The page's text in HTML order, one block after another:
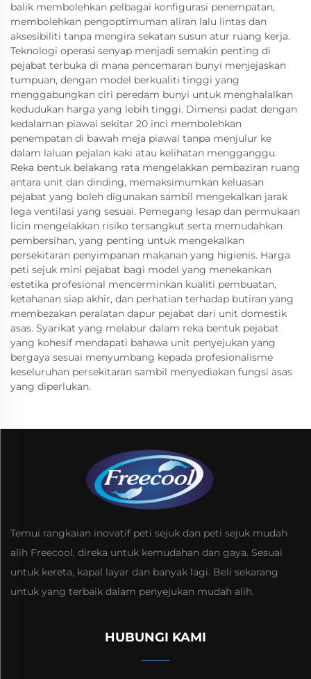
balik membolehkan pelbagai konfigurasi penempatan,
membolehkan pengoptimuman aliran lalu lintas dan
aksesibiliti tanpa mengira sekatan susun atur ruang kerja.
Teknologi operasi senyap menjadi semakin penting di
pejabat terbuka di mana pencemaran bunyi menjejaskan
tumpuan, dengan model berkualiti tinggi yang
menggabungkan ciri peredam bunyi untuk menghalalkan
kedudukan harga yang lebih tinggi. Dimensi padat dengan
kedalaman piawai sekitar 20 inci membolehkan
penempatan di bawah meja piawai tanpa menjulur ke
dalam laluan pejalan kaki atau kelihatan mengganggu.
Reka bentuk belakang rata mengelakkan pembaziran ruang
antara unit dan dinding, memaksimumkan keluasan
pejabat yang boleh digunakan sambil mengekalkan jarak
lega ventilasi yang sesuai. Pemegang lesap dan permukaan
licin mengelakkan risiko tersangkut serta memudahkan
pembersihan, yang penting untuk mengekalkan
persekitaran penyimpanan makanan yang higienis. Harga
peti sejuk mini pejabat bagi model yang menekankan
estetika profesional mencerminkan kualiti pembuatan,
ketahanan siap akhir, dan perhatian terhadap butiran yang
membezakan peralatan dapur pejabat dari unit domestik
asas. Syarikat yang melabur dalam reka bentuk pejabat
yang kohesif mendapati bahawa unit penyejukan yang
bergaya sesuai menyumbang kepada profesionalisme
keseluruhan persekitaran sambil menyediakan fungsi asas
yang diperlukan.
Temui rangkaian inovatif peti sejuk dan peti sejuk mudah
alih Freecool, direka untuk kemudahan dan gaya. Sesuai
untuk kereta, kapal layar dan banyak lagi. Beli sekarang
untuk yang terbaik dalam penyejukan mudah alih.
HUBUNGI KAMI